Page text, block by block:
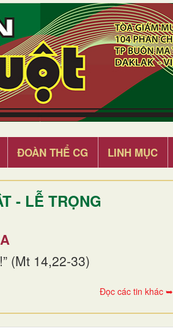
ĐOÀN THỂ CG LINH MỤC
- LỄ TRỌNG
(Mt 14,22-33)
Đọc các tin khác ➥